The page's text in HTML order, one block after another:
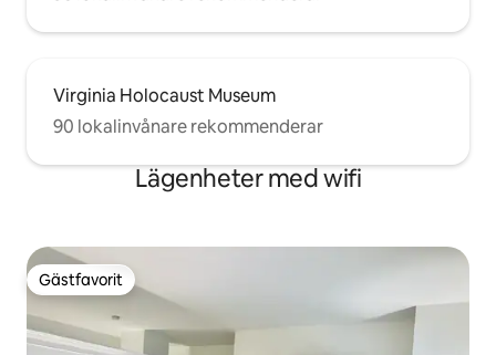
Virginia Holocaust Museum
90 lokalinvånare rekommenderar
Lägenheter med wifi
Gästfavorit
Gästfavorit